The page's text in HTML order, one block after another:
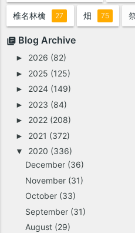
椎名林檎 27 畑 75
Blog Archive
► 2026 (82)
► 2025 (125)
► 2024 (149)
► 2023 (84)
► 2022 (208)
► 2021 (372)
▼ 2020 (336)
December (36)
November (31)
October (33)
September (31)
August (29)